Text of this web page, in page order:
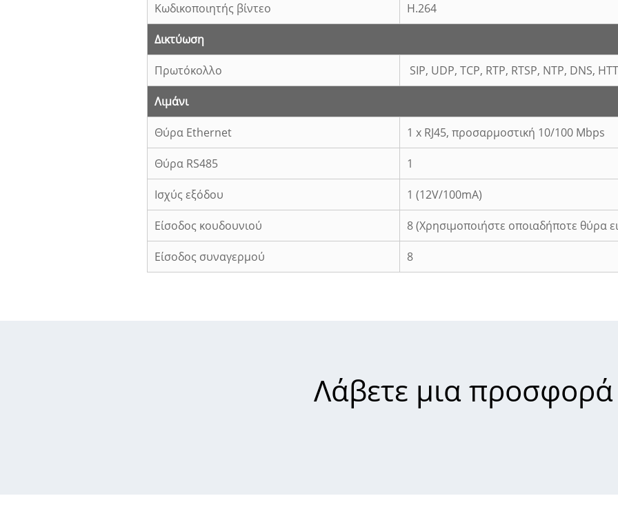
Κωδικοποιητής βίντεο H.264
Δικτύωση
Πρωτόκολλο SIP, UDP, TCP, RTP, RTSP, NTP, DNS,
Λιμάνι
Θύρα Ethernet 1 x RJ45, προσαρμοστική 10/100 Mbps
Θύρα RS485 1
Ισχύς εξόδου 1 (12V/100mA)
Είσοδος κουδουνιού 8 (Χρησιμοποιήστε οποιαδήποτε θύρα
Είσοδος συναγερμού 8
Λάβετε μια προσφορά